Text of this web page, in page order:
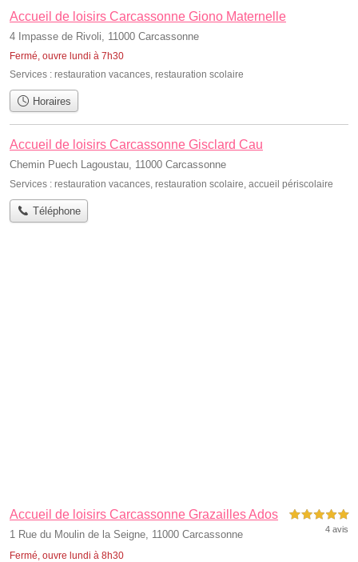
Accueil de loisirs Carcassonne Giono Maternelle
4 Impasse de Rivoli, 11000 Carcassonne
Fermé, ouvre lundi à 7h30
Services : restauration vacances, restauration scolaire
Horaires
Accueil de loisirs Carcassonne Gisclard Cau
Chemin Puech Lagoustau, 11000 Carcassonne
Services : restauration vacances, restauration scolaire, accueil périscolaire
Téléphone
Accueil de loisirs Carcassonne Grazailles Ados
1 Rue du Moulin de la Seigne, 11000 Carcassonne
Fermé, ouvre lundi à 8h30
5,0 étoiles sur 5
4 avis